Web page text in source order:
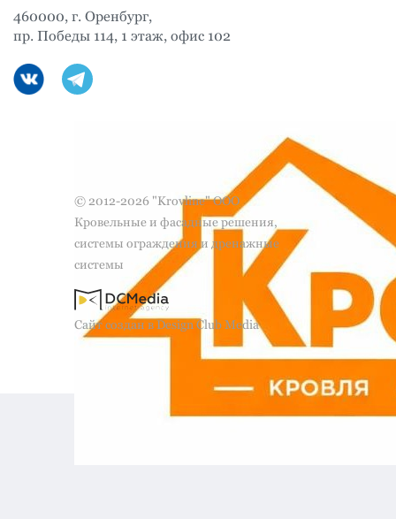
© 2012-2026 "Krovline" ООО
Кровельные и фасадные решения,
системы ограждения и дренажные
системы
Сайт создан в Design Club Media
460000, г. Оренбург,
пр. Победы 114, 1 этаж, офис 102